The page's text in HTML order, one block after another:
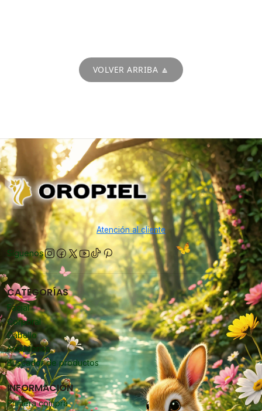
VOLVER ARRIBA 🔼
Atención al cliente
Síguenos
CATEGORÍAS
Facial
Corporal
Cabello
Accesorios
Buscador de productos
INFORMACIÓN
Primera compra